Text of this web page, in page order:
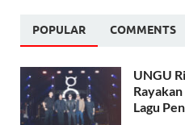
POPULAR COMMENTS
UNGU
Lagu